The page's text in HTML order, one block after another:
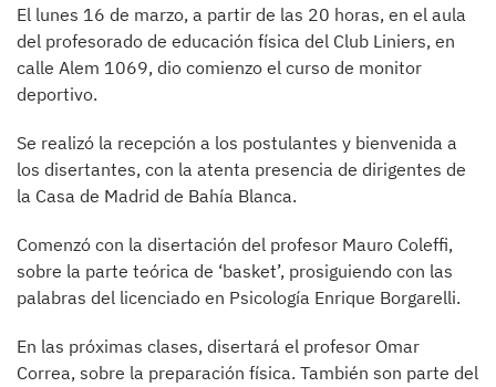
El lunes 16 de marzo, a partir de las 20 horas, en el aula
del profesorado de educación física del Club Liniers, en
calle Alem 1069, dio comienzo el curso de monitor
deportivo.
Se realizó la recepción a los postulantes y bienvenida a
los disertantes, con la atenta presencia de dirigentes de
la Casa de Madrid de Bahía Blanca.
Comenzó con la disertación del profesor Mauro Coleffi,
sobre la parte teórica de ‘basket’, prosiguiendo con las
palabras del licenciado en Psicología Enrique Borgarelli.
En las próximas clases, disertará el profesor Omar
Correa, sobre la preparación física. También son parte del